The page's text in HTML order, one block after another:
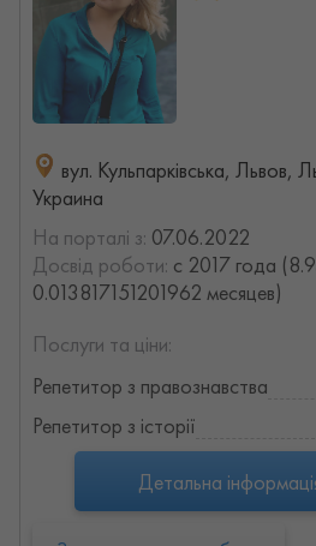
вул. Кульпарківська, Львов,
Украина
На порталі з: 07.06.2022
Досвід роботи: с 2017 года
0.013817151201962 месяцев)
Послуги та ціни:
Репетитор з правознавства
Репетитор з історії
Детальна